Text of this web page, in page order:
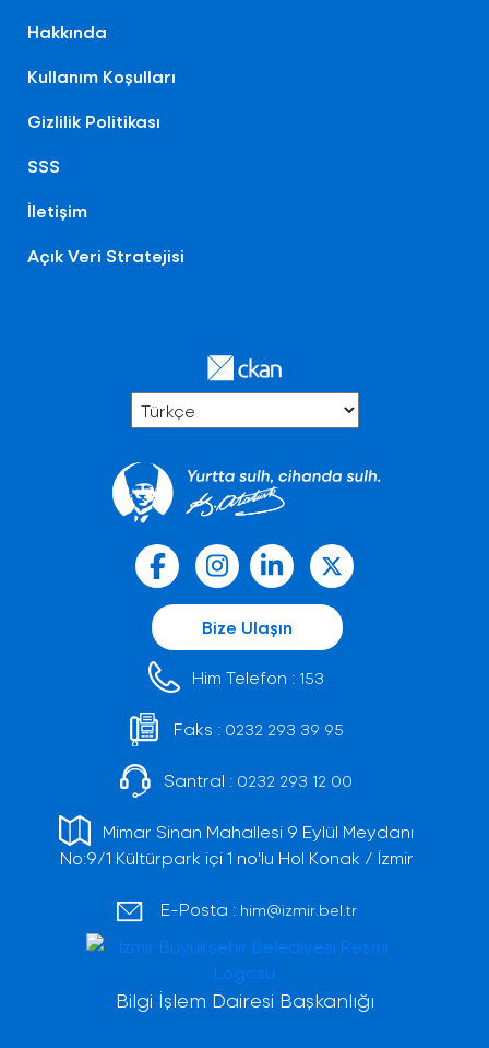
Hakkında
Kullanım Koşulları
Gizlilik Politikası
SSS
İletişim
Açık Veri Stratejisi
Bize Ulaşın
Him Telefon : 153
Faks : 0232 293 39 95
Santral : 0232 293 12 00
Mimar Sinan Mahallesi 9 Eylül Meydanı
No:9/1 Kültürpark içi 1 no'lu Hol Konak / İzmir
E-Posta : him@izmir.bel.tr
Bilgi İşlem Dairesi Başkanlığı